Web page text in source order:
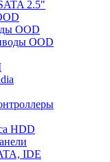
2.5"
OOD
OOD
HDD
IDE